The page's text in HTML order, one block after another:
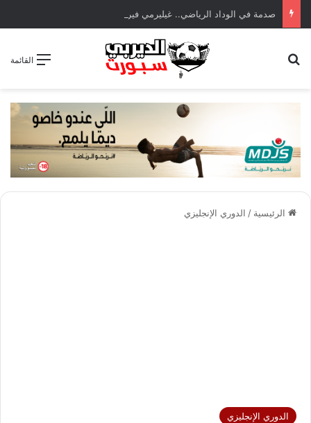
القائمة
الرئيسية / الدوري الإنجليزي
الدوري الإنجليزي